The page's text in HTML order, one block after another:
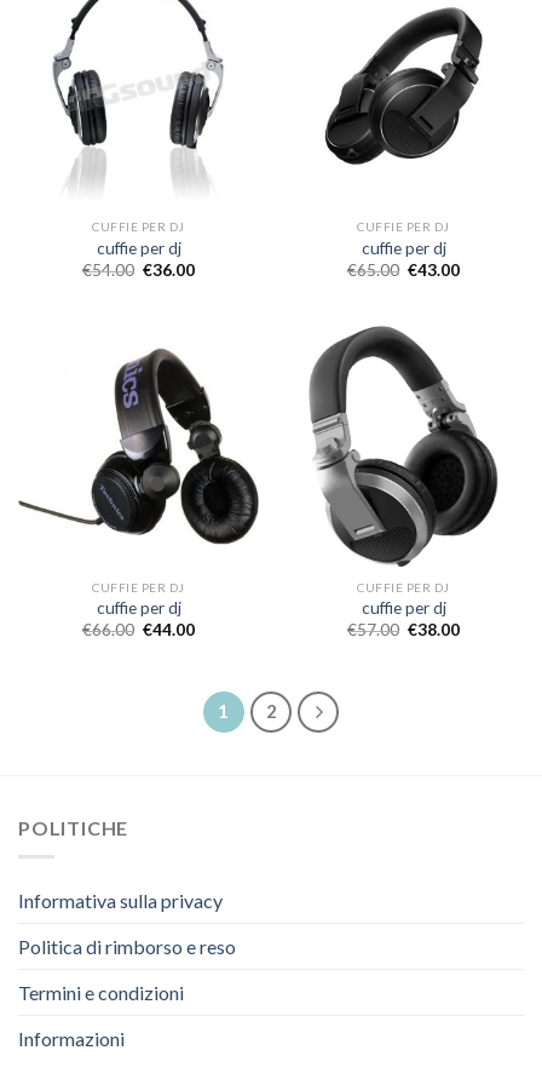
CUFFIE PER DJ
cuffie per dj
€54.00 €36.00
CUFFIE PER DJ
cuffie per dj
€65.00 €43.00
CUFFIE PER DJ
cuffie per dj
€66.00 €44.00
CUFFIE PER DJ
cuffie per dj
€57.00 €38.00
1 2
POLITICHE
Informativa sulla privacy
Politica di rimborso e reso
Termini e condizioni
Informazioni